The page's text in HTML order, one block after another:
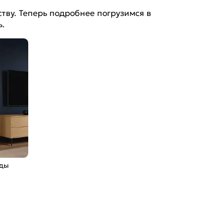
Теперь подробнее погрузимся в